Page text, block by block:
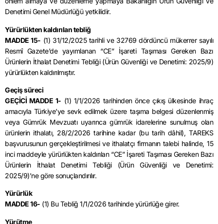
Denetimi Genel Müdürlüğü yetkilidir.
Yürürlükten kaldırılan tebliğ
MADDE 15- (1) 31/12/2025 tarihli ve 32769 dördüncü mükerrer sayılı
Resmî Gazete’de yayımlanan “CE” İşareti Taşıması Gereken Bazı
Ürünlerin İthalat Denetimi Tebliği (Ürün Güvenliği ve Denetimi: 2025/9)
yürürlükten kaldırılmıştır.
Geçiş süreci
GEÇİCİ MADDE 1- (1) 1/1/2026 tarihinden önce çıkış ülkesinde ihraç
amacıyla Türkiye’ye sevk edilmek üzere taşıma belgesi düzenlenmiş
veya Gümrük Mevzuatı uyarınca gümrük idarelerine sunulmuş olan
ürünlerin ithalatı, 28/2/2026 tarihine kadar (bu tarih dâhil), TAREKS
başvurusunun gerçekleştirilmesi ve ithalatçı firmanın talebi halinde, 15
inci maddeyle yürürlükten kaldırılan “CE” İşareti Taşıması Gereken Bazı
Ürünlerin İthalat Denetimi Tebliği (Ürün Güvenliği ve Denetimi:
2025/9)’ne göre sonuçlandırılır.
Yürürlük
MADDE 16- (1) Bu Tebliğ 1/1/2026 tarihinde yürürlüğe girer.
Yürütme